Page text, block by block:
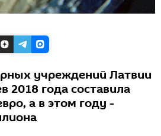
учреждений Латвии
2018 года составила
а в этом году -